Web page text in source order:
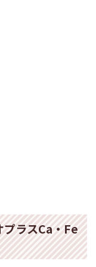
プラスCa・Fe